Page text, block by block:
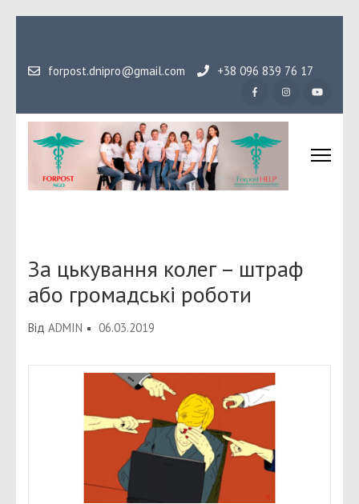
вмісту
Enter)
forpost.dnipro@gmail.com +38 096 839 76 17
За цькування колег – штраф
або громадські роботи
Від ADMIN 06.03.2019